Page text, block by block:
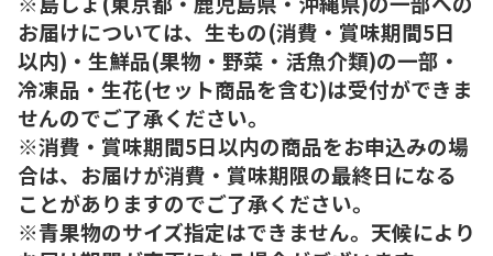
お届けについては、生もの(消費・賞味期間5日
以内)・生鮮品(果物・野菜・活魚介類)の一部・
冷凍品・生花(セット商品を含む)は受付ができま
せんのでご了承ください。
※消費・賞味期間5日以内の商品をお申込みの場
合は、お届けが消費・賞味期限の最終日になる
ことがありますのでご了承ください。
※青果物のサイズ指定はできません。天候により